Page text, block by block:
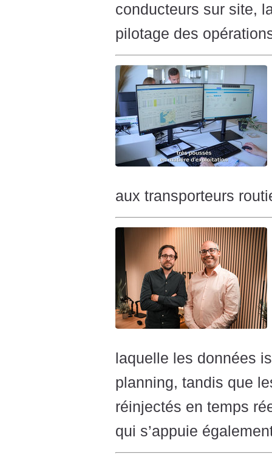
conducteurs sur site,
pilotage des
aux transporteurs
laquelle les données
planning, tandis que
réinjectés en temps
qui s’appuie